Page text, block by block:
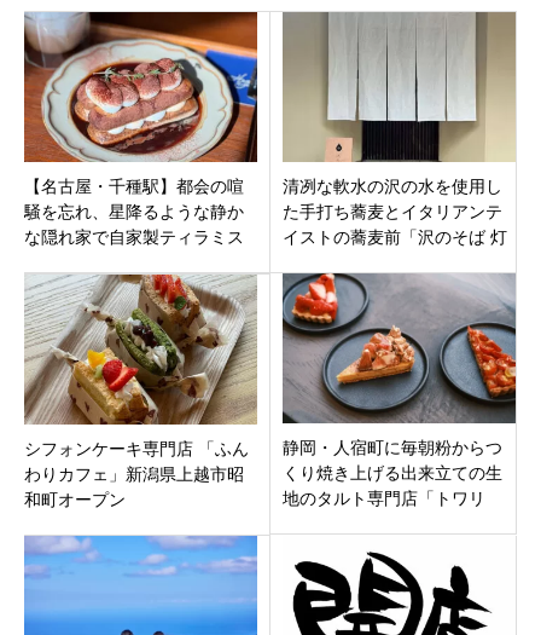
【名古屋・千種駅】都会の喧
騒を忘れ、星降るような静か
な隠れ家で自家製ティラミス
ン！
清冽な軟水の沢の水を使用し
た手打ち蕎麦とイタリアンテ
イストの蕎麦前「沢のそば 灯
オープン
シフォンケーキ専門店 「ふん
わりカフェ」新潟県上越市昭
和町オープン
静岡・人宿町に毎朝粉からつ
くり焼き上げる出来立ての生
地のタルト専門店「トワリ
がオープン！